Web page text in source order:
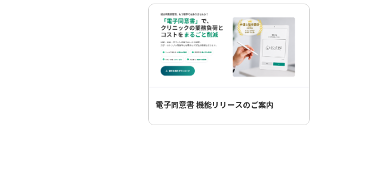
電子同意書 機能リリースのご案内